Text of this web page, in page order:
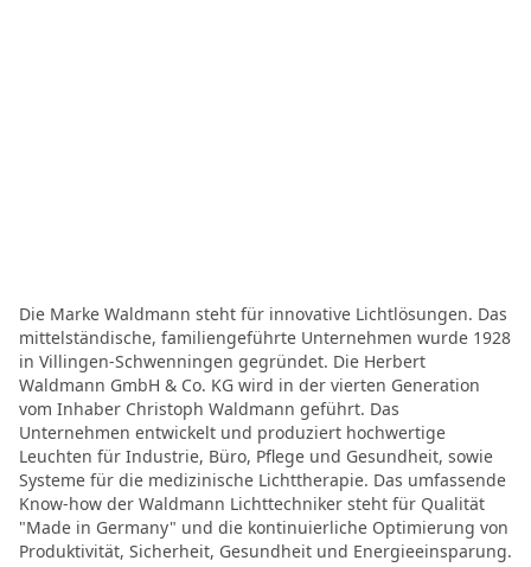
Die Marke Waldmann steht für innovative Lichtlösungen. Das
mittelständische, familiengeführte Unternehmen wurde 1928
in Villingen-Schwenningen gegründet. Die Herbert
Waldmann GmbH & Co. KG wird in der vierten Generation
vom Inhaber Christoph Waldmann geführt. Das
Unternehmen entwickelt und produziert hochwertige
Leuchten für Industrie, Büro, Pflege und Gesundheit, sowie
Systeme für die medizinische Lichttherapie. Das umfassende
Know-how der Waldmann Lichttechniker steht für Qualität
"Made in Germany" und die kontinuierliche Optimierung von
Produktivität, Sicherheit, Gesundheit und Energieeinsparung.